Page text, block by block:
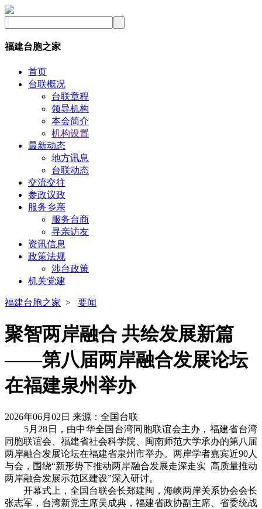
福建台胞之家
首页
台联概况
台联章程
领导机构
本会简介
机构设置
最新动态
地方讯息
台联动态
交流交往
参政议政
服务乡亲
服务台商
寻亲访友
资讯信息
政策法规
涉台政策
机关党建
福建台胞之家 > 要闻
聚智两岸融合 共绘发展新篇
——第八届两岸融合发展论坛
在福建泉州举办
2026年06月02日 来源：全国台联
5月28日，由中华全国台湾同胞联谊会主办，福建省台湾
同胞联谊会、福建省社会科学院、闽南师范大学承办的第八届
两岸融合发展论坛在福建省泉州市举办。两岸学者嘉宾近90人
与会，围绕“新形势下推动两岸融合发展走深走实 高质量推动
两岸融合发展示范区建设”深入研讨。
开幕式上，全国台联会长郑建闽，海峡两岸关系协会会长
张志军，台湾新党主席吴成典，福建省政协副主席、省委统战